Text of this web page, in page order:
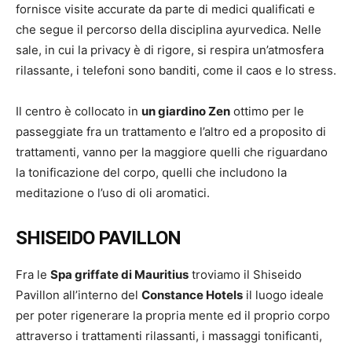
fornisce visite accurate da parte di medici qualificati e
che segue il percorso della disciplina ayurvedica. Nelle
sale, in cui la privacy è di rigore, si respira un’atmosfera
rilassante, i telefoni sono banditi, come il caos e lo stress.
Il centro è collocato in un giardino Zen ottimo per le
passeggiate fra un trattamento e l’altro ed a proposito di
trattamenti, vanno per la maggiore quelli che riguardano
la tonificazione del corpo, quelli che includono la
meditazione o l’uso di oli aromatici.
SHISEIDO PAVILLON
Fra le Spa griffate di Mauritius troviamo il Shiseido
Pavillon all’interno del Constance Hotels il luogo ideale
per poter rigenerare la propria mente ed il proprio corpo
attraverso i trattamenti rilassanti, i massaggi tonificanti,